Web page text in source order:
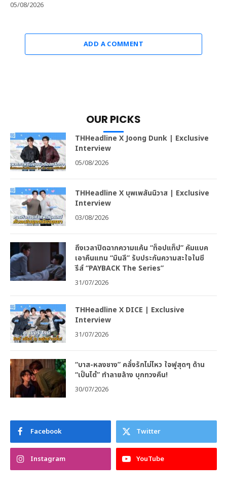
05/08/2026
ADD A COMMENT
OUR PICKS
THHeadline X Joong Dunk | Exclusive
Interview
05/08/2026
THHeadline X บุพเพสันนิวาส | Exclusive
Interview
03/08/2026
ถึงเวลาปิดฉากความแค้น “ท็อปแท็ป” คัมแบค
เอาคืนแทน “มินลี” รับประกันความสะใจในซี
รีส์ “PAYBACK The Series”
31/07/2026
THHeadline X DICE | Exclusive
Interview
31/07/2026
“บาส-หลงชาง” คลั่งรักไม่ไหว ใจฟูสุดๆ ด้าน
“เป็นไต๋” ทำลายล้าง บุกทวงคืน!
30/07/2026
Facebook Twitter
Instagram YouTube